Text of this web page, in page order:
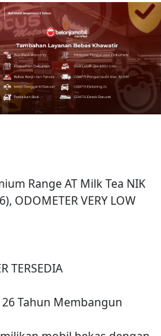
Range AT Milk Tea NIK
ODOMETER VERY LOW
TERSEDIA
Tahun Membangun